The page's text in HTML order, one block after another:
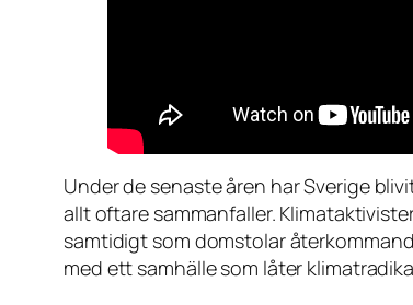
Under de senaste åren har Sverige
allt oftare sammanfaller.
samtidigt som domstolar
med ett samhälle som låter